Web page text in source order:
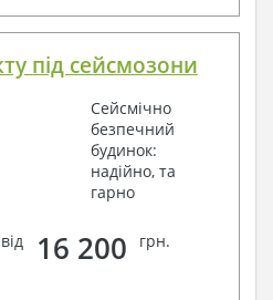
під сейсмозони
Сейсмічно
безпечний
будинок:
надійно, та
гарно
16 200 грн.